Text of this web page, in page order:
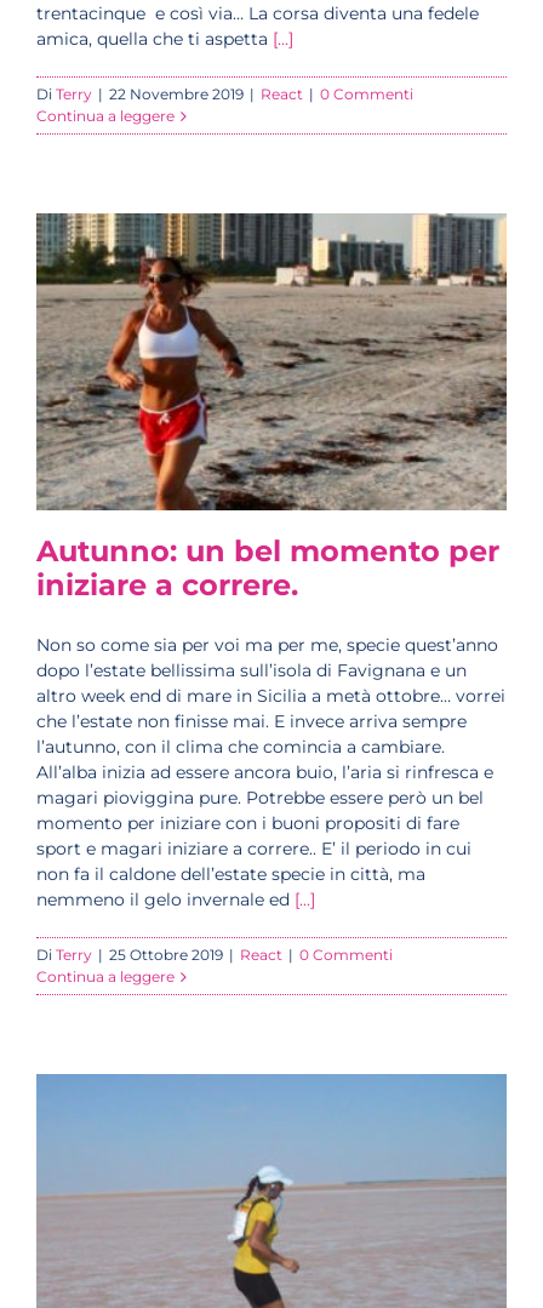
trentacinque e così via… La corsa diventa una fedele
amica, quella che ti aspetta [...]
Di Terry | 22 Novembre 2019 | React | 0 Commenti
Continua a leggere
Autunno: un bel momento per
iniziare a correre.
Non so come sia per voi ma per me, specie quest’anno
dopo l’estate bellissima sull’isola di Favignana e un
altro week end di mare in Sicilia a metà ottobre… vorrei
che l’estate non finisse mai. E invece arriva sempre
l’autunno, con il clima che comincia a cambiare.
All’alba inizia ad essere ancora buio, l’aria si rinfresca e
magari pioviggina pure. Potrebbe essere però un bel
momento per iniziare con i buoni propositi di fare
sport e magari iniziare a correre.. E’ il periodo in cui
non fa il caldone dell’estate specie in città, ma
nemmeno il gelo invernale ed [...]
Di Terry | 25 Ottobre 2019 | React | 0 Commenti
Continua a leggere